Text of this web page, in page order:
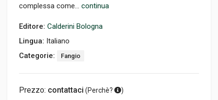
complessa come... continua
Editore: Calderini Bologna
Lingua: Italiano
Categorie:
Fangio
Prezzo: contattaci (Perchè? )